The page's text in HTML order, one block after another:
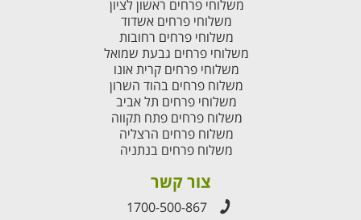
משלוחי פרחים ראשון לציון
משלוחי פרחים אשדוד
משלוחי פרחים רחובות
משלוחי פרחים גבעת שמואל
משלוחי פרחים קרית אונו
משלוח פרחים בהוד השרון
משלוחי פרחים תל אביב
משלוח פרחים פתח תקווה
משלוח פרחים הרצליה
משלוח פרחים בנתניה
צור קשר
1700-500-867